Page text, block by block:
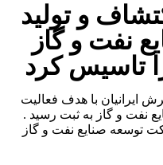
و تولید
نفت و گاز
تاسیس کرد
ایرانیان با هدف فعالیت
توسعه صنایع نفت و گاز